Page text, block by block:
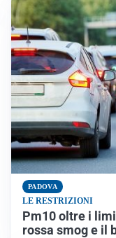
PADOVA
LE RESTRIZIONI
Pm10 oltre i
rossa smog e il